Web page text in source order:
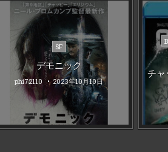
Posted
in
SF
デモニック
phi72110 2023年10月10日
チャ